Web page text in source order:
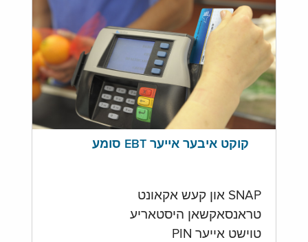
קוקט איבער אייער EBT סומע
SNAP און קעש אקאונט
טראנסאקשאן היסטאריע
טוישט אייער PIN